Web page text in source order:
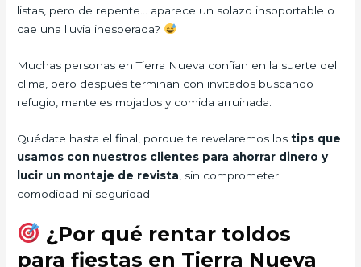
listas, pero de repente… aparece un solazo insoportable o
cae una lluvia inesperada?
Muchas personas en Tierra Nueva confían en la suerte del
clima, pero después terminan con invitados buscando
refugio, manteles mojados y comida arruinada.
Quédate hasta el final, porque te revelaremos lostips que
usamos con nuestros clientes para ahorrar dinero y
lucir un montaje de revista , sin comprometer
comodidad ni seguridad.
¿Por qué rentar toldos
para fiestas en Tierra Nueva